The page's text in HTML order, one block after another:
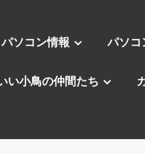
パソコン情報 パソコ
い小鳥の仲間たち